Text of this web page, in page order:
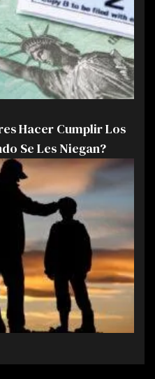
Hacer Cumplir Los
Se Les Niegan?